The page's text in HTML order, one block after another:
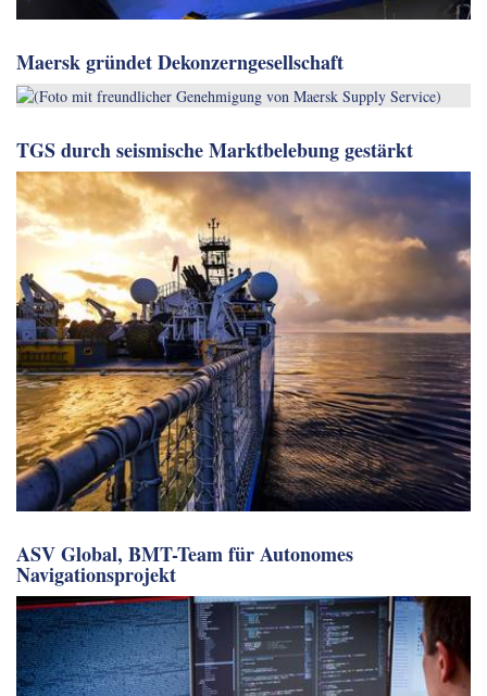
Maersk gründet Dekonzerngesellschaft
TGS durch seismische Marktbelebung gestärkt
ASV Global, BMT-Team für Autonomes
Navigationsprojekt